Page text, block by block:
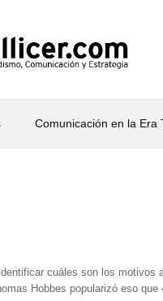
Comunicación en la Era
cuáles son los
Hobbes popularizó eso